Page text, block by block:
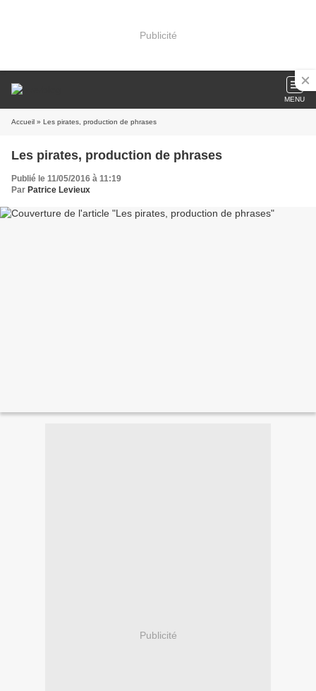
Publicité
MENU
Accueil » Les pirates, production de phrases
Les pirates, production de phrases
Publié le 11/05/2016 à 11:19
Par Patrice Levieux
Publicité